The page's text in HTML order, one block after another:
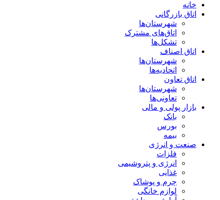
خانه
اتاق بازرگانی
شهرستان‌ها
اتاق‌های مشترک
تشکل‌ها
اتاق اصناف
شهرستان‌ها
اتحادیه‌ها
اتاق تعاون
شهرستان‌ها
تعاونی‌ها
بازار پولی و مالی
بانک
بورس
بیمه
صنعت و انرژی
فلزات
انرژی و پتروشیمی
غذایی
چرم و پوشاک
لوازم خانگی